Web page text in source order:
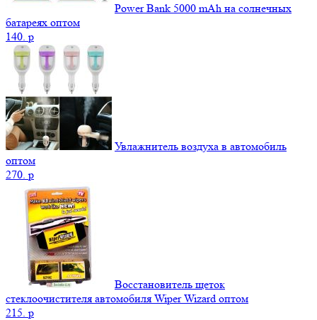
Power Bank 5000 mAh на солнечных
батареях оптом
140. p
Увлажнитель воздуха в автомобиль
оптом
270. p
Восстановитель щеток
стеклоочистителя автомобиля Wiper Wizard оптом
215. p